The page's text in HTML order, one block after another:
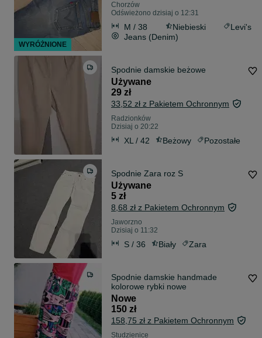
Chorzów
Odświeżono dzisiaj o 12:31
M / 38 Niebieski
Levi's
Jeans (Denim)
Spodnie damskie beżowe
Używane
29 zł
33,52 zł z Pakietem Ochronnym
Radzionków
Dzisiaj o 20:22
XL / 42 Beżowy Pozostałe
Spodnie Zara roz S
Używane
5 zł
8,68 zł z Pakietem Ochronnym
Jaworzno
Dzisiaj o 11:32
S / 36 Biały Zara
Spodnie damskie handmade
kolorowe rybki nowe
Nowe
150 zł
158,75 zł z Pakietem Ochronnym
Studzienice
WYRÓŻNIONE